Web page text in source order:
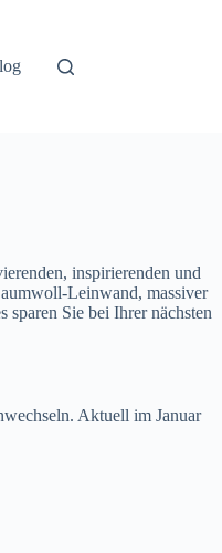
inspirierenden und
Leinwand, massiver
Sie bei Ihrer nächsten
Aktuell im Januar